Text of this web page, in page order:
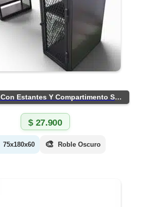
Escritorio Con Estantes Y Compartimento Seguro
$27.900
75x180x60 🎨 Roble Oscuro